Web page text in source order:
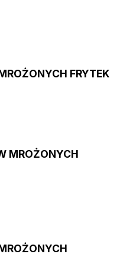
FRYTEK
MROŻONYCH